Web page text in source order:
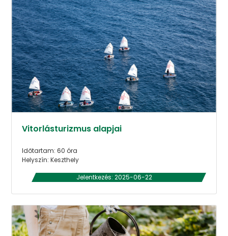
Vitorlásturizmus alapjai
Időtartam: 60 óra
Helyszín: Keszthely
Jelentkezés: 2025-06-22